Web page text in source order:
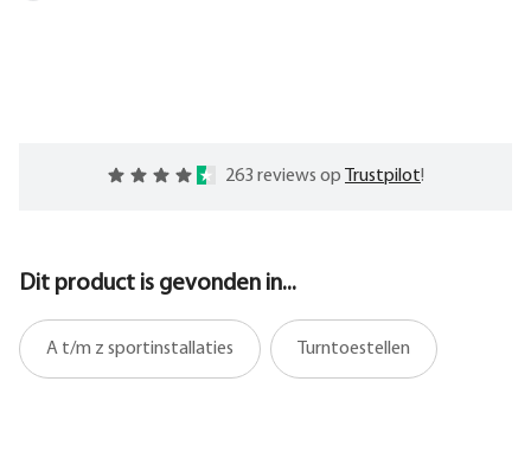
263 reviews op Trustpilot!
Dit product is gevonden in...
A t/m z sportinstallaties Turntoestellen